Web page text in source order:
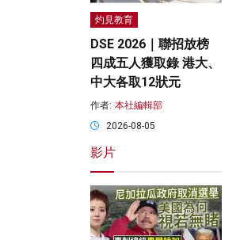
灼見教育
DSE 2026｜聯招放榜
四成五人獲取錄 港大、
中大各取12狀元
作者: 本社編輯部
2026-08-05
影片